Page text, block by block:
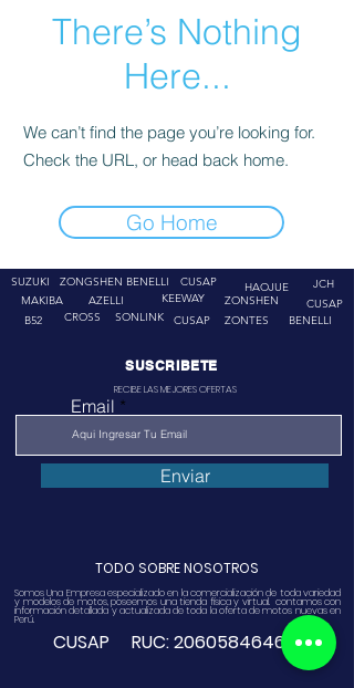
There’s Nothing
Here...
We can’t find the page you’re looking for.
Check the URL, or head back home.
Go Home
SUZUKI
ZONGSHEN
MAKIBA
AZELLI
BENELLI
CUSAP
KEEWAY
B52
CROSS SONLINK CUSAP
HAOJUE
JCH
ZONSHEN
ZONTES
CUSAP
BENELLI
SUSCRIBETE
RECIBE LAS MEJORES OFERTAS
Email
Enviar
TODO SOBRE NOSOTROS
Somos Una Empresa especializado en la comercialización de toda variedad
y modelos de motos, poseemos una tienda física y virtual. contamos con
información detallada y actualizada de toda la oferta de motos nuevas en
Perú.
CUSAP RUC:20605846468